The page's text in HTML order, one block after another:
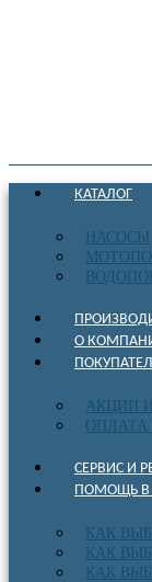
КАТАЛОГ
НАСОСЫ
О
АКЦИИ
ОПЛАТА
СЕРВИС И
ПОМОЩЬ В
КАК
КАК
КАК